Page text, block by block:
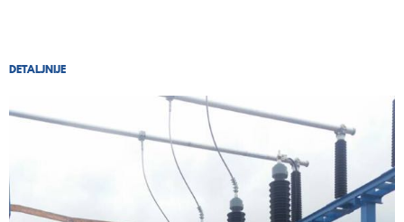
DETALJNIJE